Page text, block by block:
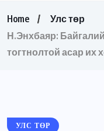
Home
Улс төр
Н.Энхбаяр:
тогтнолтой асар их
УЛС ТӨР